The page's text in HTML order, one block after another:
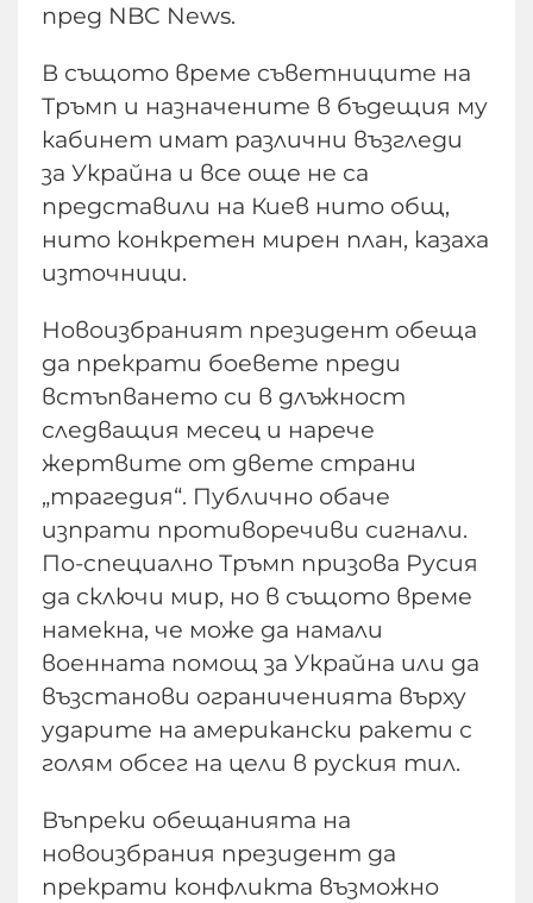
пред NBC News.
В същото време съветниците на
Тръмп и назначените в бъдещия му
кабинет имат различни възгледи
за Украйна и все още не са
представили на Киев нито общ,
нито конкретен мирен план, казаха
източници.
Новоизбраният президент обеща
да прекрати боевете преди
встъпването си в длъжност
следващия месец и нарече
жертвите от двете страни
„трагедия“. Публично обаче
изпрати противоречиви сигнали.
По-специално Тръмп призова Русия
да сключи мир, но в същото време
намекна, че може да намали
военната помощ за Украйна или да
възстанови ограниченията върху
ударите на американски ракети с
голям обсег на цели в руския тил.
Въпреки обещанията на
новоизбрания президент да
прекрати конфликта възможно